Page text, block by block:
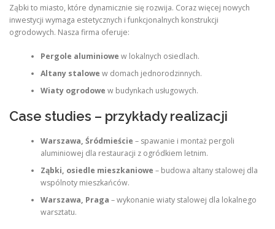
Ząbki to miasto, które dynamicznie się rozwija. Coraz więcej nowych
inwestycji wymaga estetycznych i funkcjonalnych konstrukcji
ogrodowych. Nasza firma oferuje:
Pergole aluminiowe w lokalnych osiedlach.
Altany stalowe w domach jednorodzinnych.
Wiaty ogrodowe w budynkach usługowych.
Case studies – przykłady realizacji
Warszawa, Śródmieście – spawanie i montaż pergoli
aluminiowej dla restauracji z ogródkiem letnim.
Ząbki, osiedle mieszkaniowe – budowa altany stalowej dla
wspólnoty mieszkańców.
Warszawa, Praga – wykonanie wiaty stalowej dla lokalnego
warsztatu.